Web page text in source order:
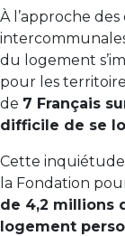
À l’approche des
du logement
pour les
de 7 Français
difficile de se
Cette inquiétude
la Fondation
de 4,2 millions
logement